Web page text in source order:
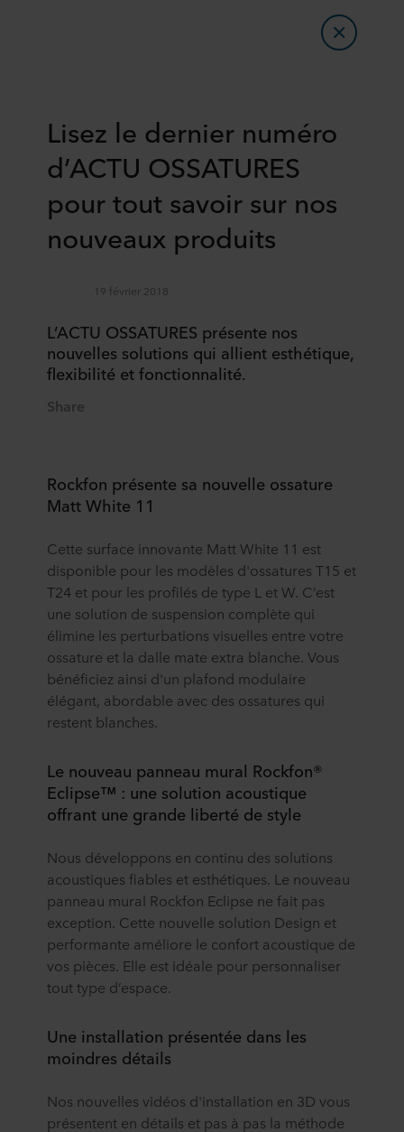
Lisez le dernier numéro
d’ACTU OSSATURES
pour tout savoir sur nos
nouveaux produits
19 février 2018
L’ACTU OSSATURES présente nos
nouvelles solutions qui allient esthétique,
flexibilité et fonctionnalité.
Share
Rockfon présente sa nouvelle ossature
Matt White 11
Cette surface innovante Matt White 11 est
disponible pour les modèles d'ossatures T15 et
T24 et pour les profilés de type L et W. C’est
une solution de suspension complète qui
élimine les perturbations visuelles entre votre
ossature et la dalle mate extra blanche. Vous
bénéficiez ainsi d'un plafond modulaire
élégant, abordable avec des ossatures qui
restent blanches.
Le nouveau panneau mural Rockfon®
Eclipse™ : une solution acoustique
offrant une grande liberté de style
Nous développons en continu des solutions
acoustiques fiables et esthétiques. Le nouveau
panneau mural Rockfon Eclipse ne fait pas
exception. Cette nouvelle solution Design et
performante améliore le confort acoustique de
vos pièces. Elle est idéale pour personnaliser
tout type d’espace.
Une installation présentée dans les
moindres détails
Nos nouvelles vidéos d'installation en 3D vous
présentent en détails et pas à pas la méthode